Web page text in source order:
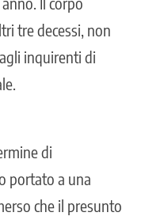
tre decessi, non
inquirenti di
di
portato a una
che il presunto